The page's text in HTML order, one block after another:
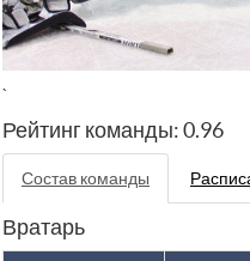
`
Рейтинг команды: 0.96
Состав команды
Вратарь